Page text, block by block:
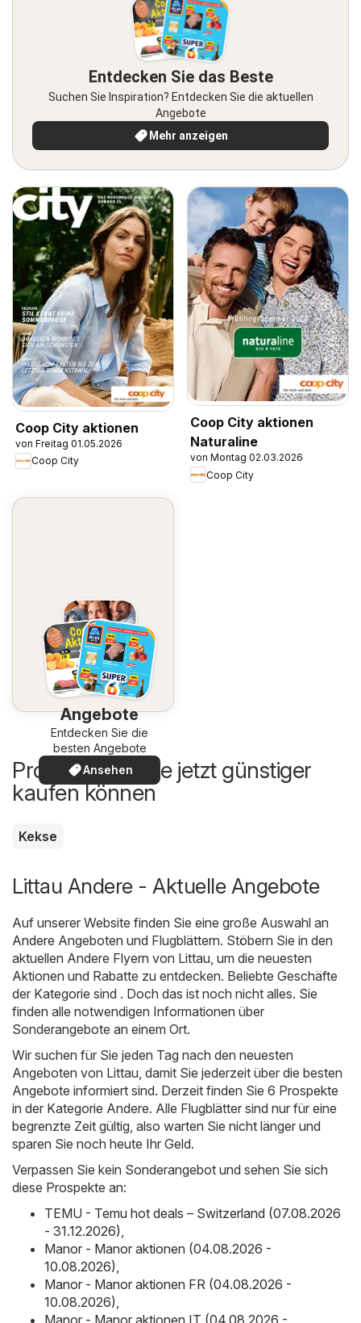
Entdecken Sie das Beste
Suchen Sie Inspiration? Entdecken Sie die aktuellen
Angebote
Mehr anzeigen
Coop City aktionen
von Freitag 01.05.2026
Coop City
Coop City aktionen
Naturaline
von Montag 02.03.2026
Coop City
Angebote
Entdecken Sie die
besten Angebote
Ansehen
Produkte, die Sie jetzt günstiger
kaufen können
Kekse
Littau Andere - Aktuelle Angebote
Auf unserer Website finden Sie eine große Auswahl an
Andere Angeboten und Flugblättern. Stöbern Sie in den
aktuellen Andere Flyern von Littau, um die neuesten
Aktionen und Rabatte zu entdecken. Beliebte Geschäfte
der Kategorie sind . Doch das ist noch nicht alles. Sie
finden alle notwendigen Informationen über
Sonderangebote an einem Ort.
Wir suchen für Sie jeden Tag nach den neuesten
Angeboten von Littau, damit Sie jederzeit über die besten
Angebote informiert sind. Derzeit finden Sie 6 Prospekte
in der Kategorie Andere. Alle Flugblätter sind nur für eine
begrenzte Zeit gültig, also warten Sie nicht länger und
sparen Sie noch heute Ihr Geld.
Verpassen Sie kein Sonderangebot und sehen Sie sich
diese Prospekte an:
TEMU - Temu hot deals – Switzerland (07.08.2026
- 31.12.2026),
Manor - Manor aktionen (04.08.2026 -
10.08.2026),
Manor - Manor aktionen FR (04.08.2026 -
10.08.2026),
Manor - Manor aktionen IT (04.08.2026 -